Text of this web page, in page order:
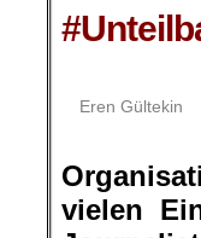
Eren Gültekin
vielen